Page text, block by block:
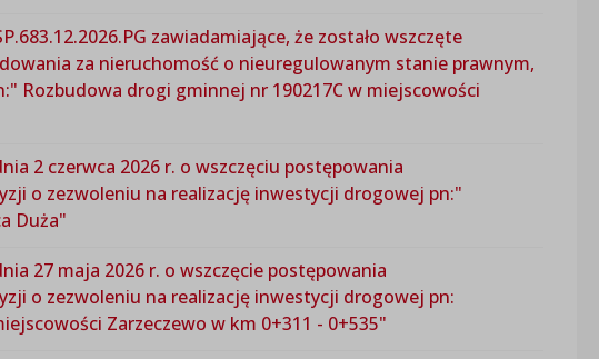
zawiadamiające, że zostało wszczęte
za nieruchomość o nieuregulowanym stanie prawnym,
Rozbudowa drogi gminnej nr 190217C w miejscowości
2 czerwca 2026 r. o wszczęciu postępowania
o zezwoleniu na realizację inwestycji drogowej pn:"
Duża"
27 maja 2026 r. o wszczęcie postępowania
o zezwoleniu na realizację inwestycji drogowej pn:
Zarzeczewo w km 0+311 - 0+535"